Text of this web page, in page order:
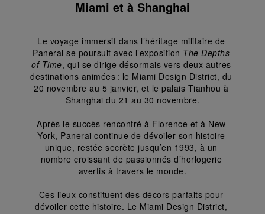
Miami et à Shanghai
Le voyage immersif dans l’héritage militaire de
Panerai se poursuit avec l’exposition The Depths
of Time, qui se dirige désormais vers deux autres
destinations animées : le Miami Design District, du
20 novembre au 5 janvier, et le palais Tianhou à
Shanghai du 21 au 30 novembre.
Après le succès rencontré à Florence et à New
York, Panerai continue de dévoiler son histoire
unique, restée secrète jusqu’en 1993, à un
nombre croissant de passionnés d’horlogerie
avertis à travers le monde.
Ces lieux constituent des décors parfaits pour
dévoiler cette histoire. Le Miami Design District,